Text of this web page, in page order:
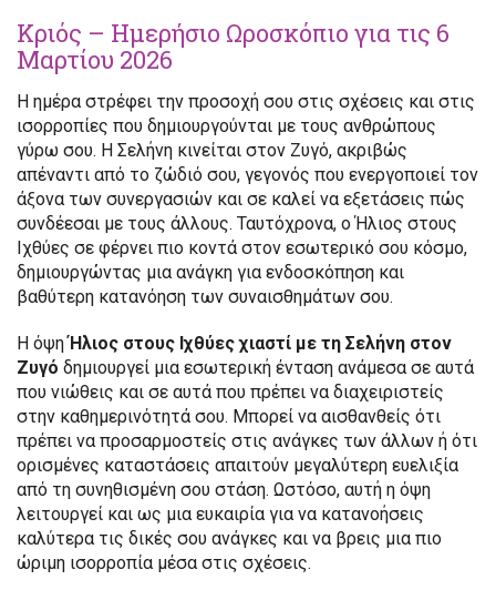
Κριός – Ημερήσιο Ωροσκόπιο για τις 6
Μαρτίου 2026
Η ημέρα στρέφει την προσοχή σου στις σχέσεις και στις
ισορροπίες που δημιουργούνται με τους ανθρώπους
γύρω σου. Η Σελήνη κινείται στον Ζυγό, ακριβώς
απέναντι από το ζώδιό σου, γεγονός που ενεργοποιεί τον
άξονα των συνεργασιών και σε καλεί να εξετάσεις πώς
συνδέεσαι με τους άλλους. Ταυτόχρονα, ο Ήλιος στους
Ιχθύες σε φέρνει πιο κοντά στον εσωτερικό σου κόσμο,
δημιουργώντας μια ανάγκη για ενδοσκόπηση και
βαθύτερη κατανόηση των συναισθημάτων σου.
Η όψηΉλιος στους Ιχθύες χιαστί με τη Σελήνη στον
Ζυγό δημιουργεί μια εσωτερική ένταση ανάμεσα σε αυτά
που νιώθεις και σε αυτά που πρέπει να διαχειριστείς
στην καθημερινότητά σου. Μπορεί να αισθανθείς ότι
πρέπει να προσαρμοστείς στις ανάγκες των άλλων ή ότι
ορισμένες καταστάσεις απαιτούν μεγαλύτερη ευελιξία
από τη συνηθισμένη σου στάση. Ωστόσο, αυτή η όψη
λειτουργεί και ως μια ευκαιρία για να κατανοήσεις
καλύτερα τις δικές σου ανάγκες και να βρεις μια πιο
ώριμη ισορροπία μέσα στις σχέσεις.